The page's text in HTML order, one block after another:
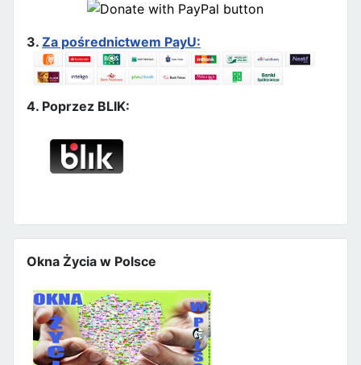
3. Za pośrednictwem PayU:
4. Poprzez BLIK:
Okna Życia w Polsce